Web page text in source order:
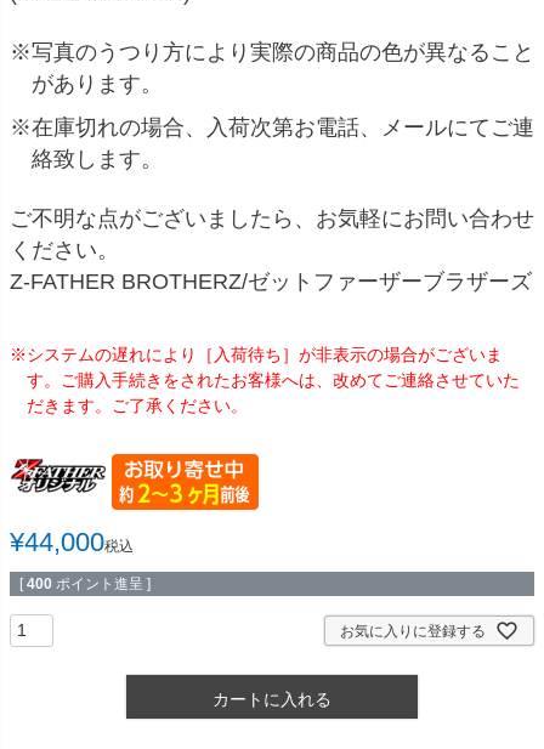
※写真のうつり方により実際の商品の色が異なること
があります。
※在庫切れの場合、入荷次第お電話、メールにてご連
絡致します。
ご不明な点がございましたら、お気軽にお問い合わせ
ください。
Z-FATHER BROTHERZ/ゼットファーザーブラザーズ
※システムの遅れにより［入荷待ち］が非表示の場合がございま
す。ご購入手続きをされたお客様へは、改めてご連絡させていた
だきます。ご了承ください。
¥44,000税込
[ 400 ポイント進呈 ]
お気に入りに登録する
カートに入れる